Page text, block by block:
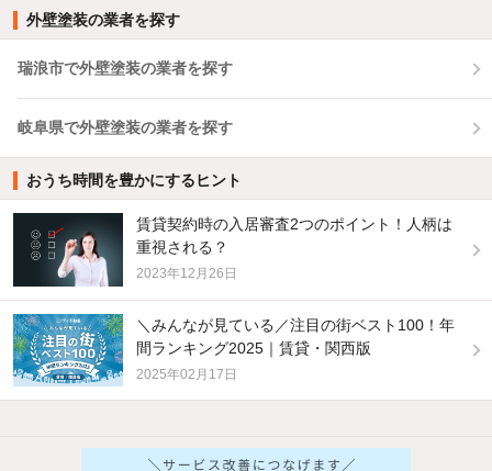
外壁塗装の業者を探す
瑞浪市で外壁塗装の業者を探す
岐阜県で外壁塗装の業者を探す
おうち時間を豊かにするヒント
賃貸契約時の入居審査2つのポイント！人柄は
重視される？
2023年12月26日
＼みんなが見ている／注目の街ベスト100！年
間ランキング2025｜賃貸・関西版
2025年02月17日
他の人はこんな条件で絞り込んでいます！